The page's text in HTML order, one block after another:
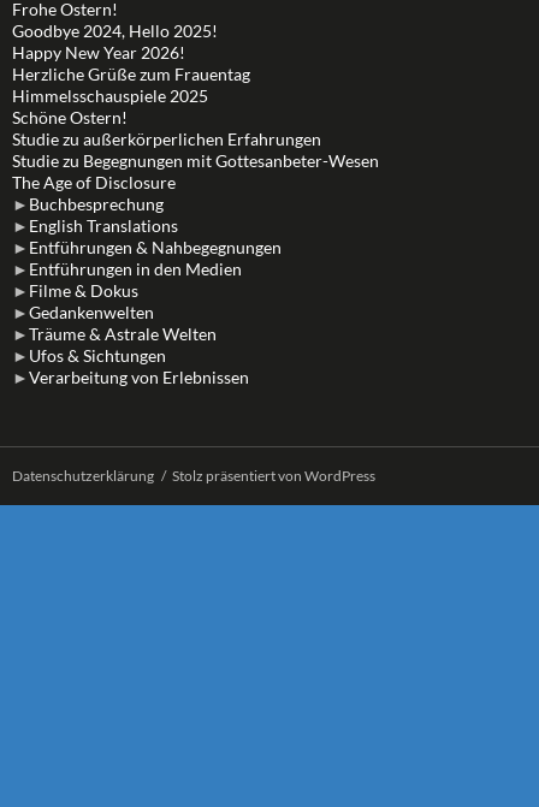
Frohe Ostern!
Goodbye 2024, Hello 2025!
Happy New Year 2026!
Herzliche Grüße zum Frauentag
Himmelsschauspiele 2025
Schöne Ostern!
Studie zu außerkörperlichen Erfahrungen
Studie zu Begegnungen mit Gottesanbeter-Wesen
The Age of Disclosure
► Buchbesprechung
► English Translations
► Entführungen & Nahbegegnungen
► Entführungen in den Medien
► Filme & Dokus
►Gedankenwelten
►Träume & Astrale Welten
► Ufos & Sichtungen
►Verarbeitung von Erlebnissen
Datenschutzerklärung Stolz präsentiert von WordPress